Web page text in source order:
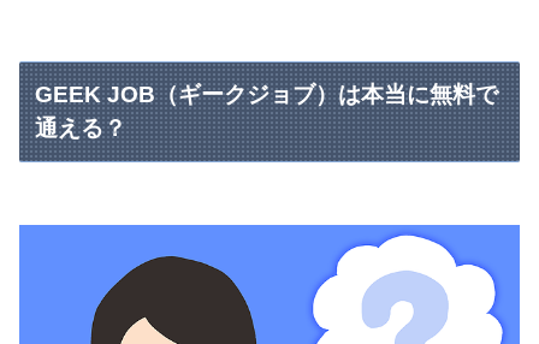
GEEK JOB（ギークジョブ）は本当に無料で
通える？